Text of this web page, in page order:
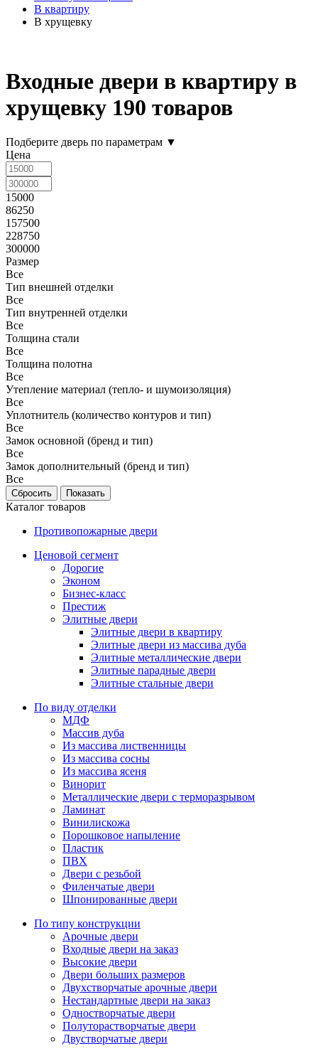
В квартиру
В хрущевку
Входные двери в квартиру в
хрущевку 190 товаров
Подберите дверь по параметрам ▼
Цена
15000
86250
157500
228750
300000
Размер
Все
Тип внешней отделки
Все
Тип внутренней отделки
Все
Толщина стали
Все
Толщина полотна
Все
Утепление материал (тепло- и шумоизоляция)
Все
Уплотнитель (количество контуров и тип)
Все
Замок основной (бренд и тип)
Все
Замок дополнительный (бренд и тип)
Все
Каталог товаров
Противопожарные двери
Ценовой сегмент
Дорогие
Эконом
Бизнес-класс
Престиж
Элитные двери
Элитные двери в квартиру
Элитные двери из массива дуба
Элитные металлические двери
Элитные парадные двери
Элитные стальные двери
По виду отделки
МДФ
Массив дуба
Из массива лиственницы
Из массива сосны
Из массива ясеня
Винорит
Металлические двери с терморазрывом
Ламинат
Винилискожа
Порошковое напыление
Пластик
ПВХ
Двери с резьбой
Филенчатые двери
Шпонированные двери
По типу конструкции
Арочные двери
Входные двери на заказ
Высокие двери
Двери больших размеров
Двухстворчатые арочные двери
Нестандартные двери на заказ
Одностворчатые двери
Полуторастворчатые двери
Двустворчатые двери